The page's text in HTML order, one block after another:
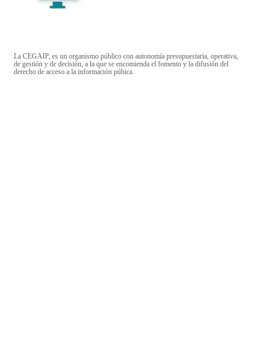
La CEGAIP, es un organismo público con autonomía presupuestaria, operativa,
de gestión y de decisión, a la que se encomienda el fomento y la difusión del
derecho de acceso a la información púbica.